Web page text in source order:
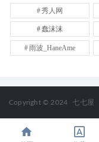
秀人网
蠢沫沫
雨波_HaneAme
Copyright © 2024 七七屋